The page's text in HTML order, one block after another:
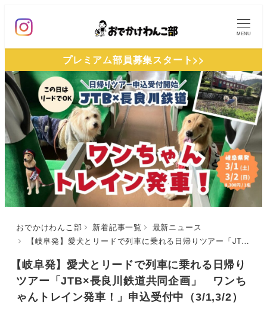
ン
ン
テ
ン
ツ
へ
移
動
MENU
プレミアム部員募集スタート>>
おでかけわんこ部 新着記事一覧
最新ニュース
【岐阜発】愛犬とリードで列車に乗れる日帰りツアー「JTB×長良川鉄道共同企画」 ワンちゃんトレイン発車！」申込受付中（3/1,3/2）
【岐阜発】愛犬とリードで列車に乗れる日帰り
ツアー「JTB×長良川鉄道共同企画」 ワンち
ゃんトレイン発車！」申込受付中（3/1,3/2）